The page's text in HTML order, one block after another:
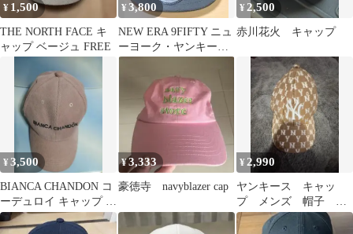
¥ 1,500
THE NORTH FACE キ
ャップ ベージュ FREE
¥ 3,800
NEW ERA 9FIFTY ニュ
ーヨーク・ヤンキース
¥ 2,500
赤川花火 キャップ
¥3,500
BIANCA CHANDON コ
ーデュロイ キャップ ピ
ンク
¥3,333
豪徳寺 navyblazer cap
¥2,990
ヤンキース キャッ
プ メンズ 帽子 ヴ
ィンテージ 美品